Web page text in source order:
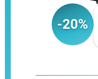
-20%